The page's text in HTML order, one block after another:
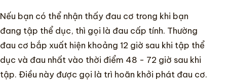
Nếu bạn có thể nhận thấy đau cơ trong khi bạn
đang tập thể dục, thì gọi là đau cấp tính. Thường
đau cơ bắp xuất hiện khoảng 12 giờ sau khi tập thể
dục và đau nhất vào thời điểm 48 - 72 giờ sau khi
tập. Điều này được gọi là trì hoãn khởi phát đau cơ.